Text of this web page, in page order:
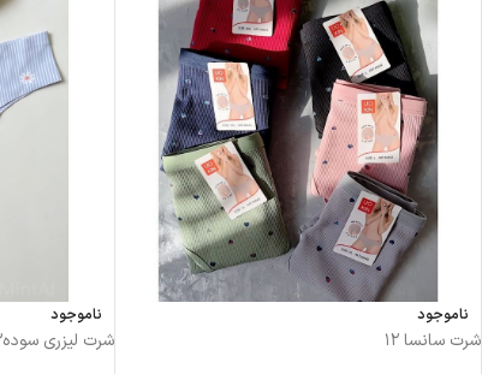
ناموجود
شرت سانسا ۱۲
ناموجود
شرت لیزری سوده۳